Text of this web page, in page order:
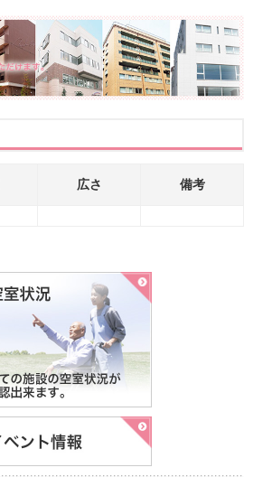
広さ 備考